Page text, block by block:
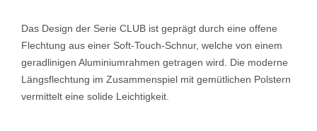
Das Design der Serie CLUB ist geprägt durch eine offene
Flechtung aus einer Soft-Touch-Schnur, welche von einem
geradlinigen Aluminiumrahmen getragen wird. Die moderne
Längsflechtung im Zusammenspiel mit gemütlichen Polstern
vermittelt eine solide Leichtigkeit.